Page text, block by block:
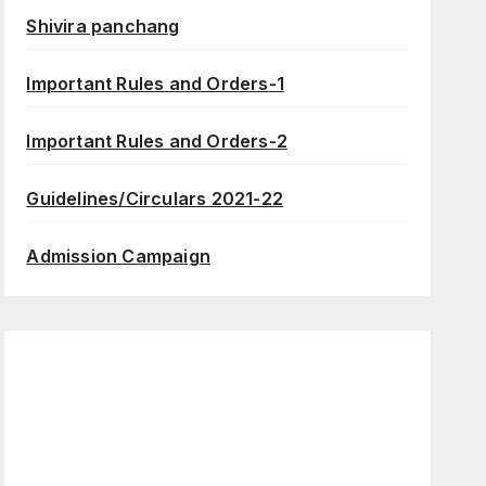
Shivira panchang
Important Rules and Orders-1
Important Rules and Orders-2
Guidelines/Circulars 2021-22
Admission Campaign